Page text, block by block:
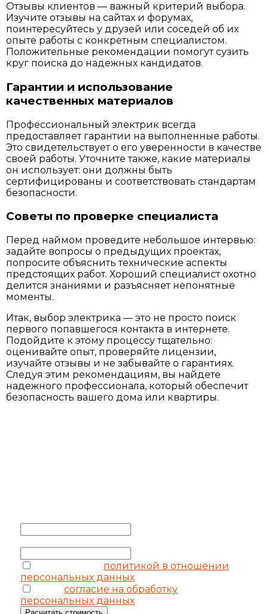
Отзывы клиентов — важный критерий выбора.
Изучите отзывы на сайтах и форумах,
поинтересуйтесь у друзей или соседей об их
опыте работы с конкретным специалистом.
Положительные рекомендации помогут сузить
круг поиска до надежных кандидатов.
Гарантии и использование
качественных материалов
Профессиональный электрик всегда
предоставляет гарантии на выполненные работы.
Это свидетельствует о его уверенности в качестве
своей работы. Уточните также, какие материалы
он использует: они должны быть
сертифицированы и соответствовать стандартам
безопасности.
Советы по проверке специалиста
Перед наймом проведите небольшое интервью:
задайте вопросы о предыдущих проектах,
попросите объяснить технические аспекты
предстоящих работ. Хороший специалист охотно
делится знаниями и разъясняет непонятные
моменты.
Итак, выбор электрика — это не просто поиск
первого попавшегося контакта в интернете.
Подойдите к этому процессу тщательно:
оценивайте опыт, проверяйте лицензии,
изучайте отзывы и не забывайте о гарантиях.
Следуя этим рекомендациям, вы найдете
надежного профессионала, который обеспечит
безопасность вашего дома или квартиры.
политикой в отношении
персональных данных
согласие на обработку
персональных данных